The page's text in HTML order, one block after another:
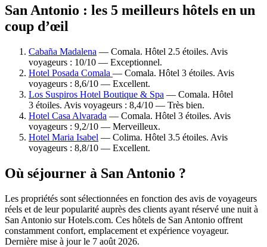
San Antonio : les 5 meilleurs hôtels en un
coup d’œil
Cabaña Madalena — Comala. Hôtel 2.5 étoiles. Avis
voyageurs : 10/10 — Exceptionnel.
Hotel Posada Comala — Comala. Hôtel 3 étoiles. Avis
voyageurs : 8,6/10 — Excellent.
Los Suspiros Hotel Boutique & Spa — Comala. Hôtel
3 étoiles. Avis voyageurs : 8,4/10 — Très bien.
Hotel Casa Alvarada — Comala. Hôtel 3 étoiles. Avis
voyageurs : 9,2/10 — Merveilleux.
Hotel Maria Isabel — Colima. Hôtel 3.5 étoiles. Avis
voyageurs : 8,8/10 — Excellent.
Où séjourner à San Antonio ?
Les propriétés sont sélectionnées en fonction des avis de voyageurs
réels et de leur popularité auprès des clients ayant réservé une nuit à
San Antonio sur Hotels.com. Ces hôtels de San Antonio offrent
constamment confort, emplacement et expérience voyageur.
Dernière mise à jour le 7 août 2026.